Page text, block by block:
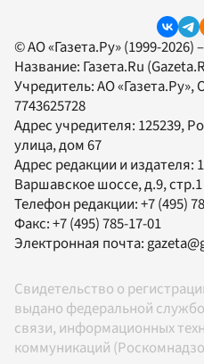
© АО «Газета.Ру» (1999-2026)
Название: Газета.Ru
Учредитель:АО «Газета.Ру»,
7743625728
Адрес учредителя: 125239,
улица, дом 67
Адрес редакции и издателя:
Варшавское шоссе, д.9, стр.1
Телефон редакции:+7 (495)
Факс:+7 (495) 785-17-01
Электронная почта:
Свидетельство о
выдано федеральной
связи, информационных
коммуникаций